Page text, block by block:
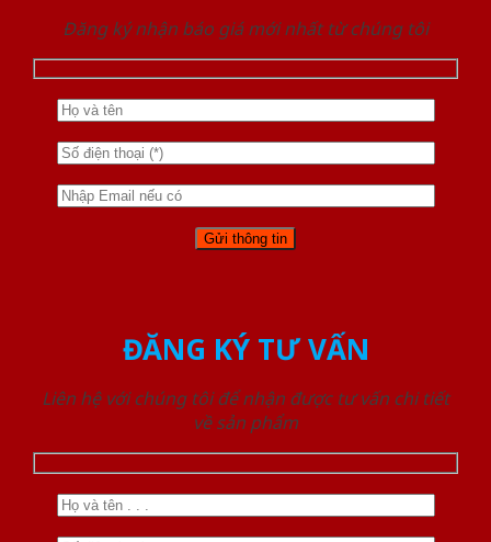
Đăng ký nhận báo giá mới nhất từ chúng tôi
ĐĂNG KÝ TƯ VẤN
Liên hệ với chúng tôi để nhận được tư vấn chi tiết
về sản phẩm